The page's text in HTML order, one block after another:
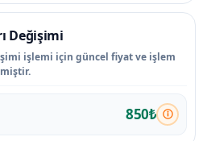
Değişimi
işlemi için güncel fiyat ve işlem
850₺